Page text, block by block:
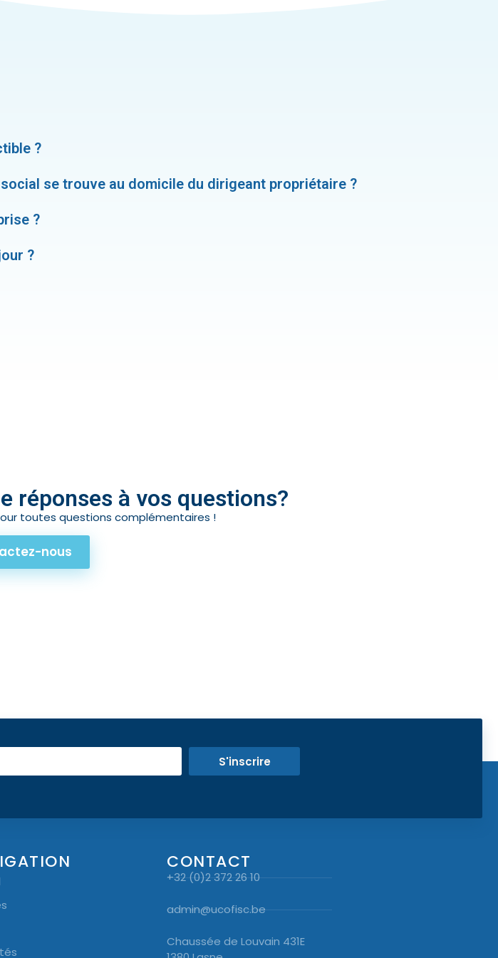
?
se trouve au domicile du dirigeant propriétaire ?
?
?
réponses à vos questions?
toutes questions complémentaires !
nous
S'inscrire
CONTACT
+32 (0)2 372 26 10
admin@ucofisc.be
Chaussée de Louvain 431E